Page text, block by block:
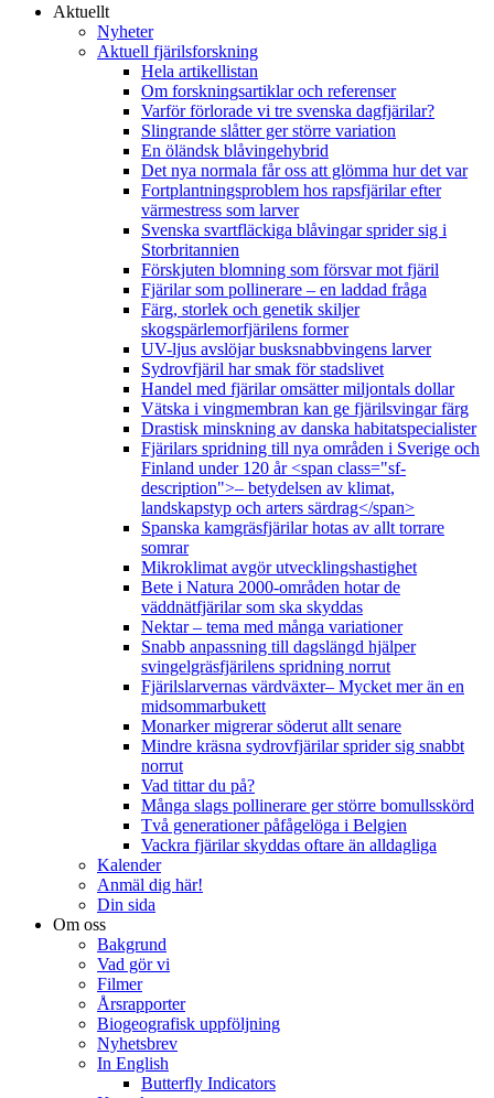
Aktuellt
Nyheter
Aktuell fjärilsforskning
Hela artikellistan
Om forskningsartiklar och referenser
Varför förlorade vi tre svenska dagfjärilar?
Slingrande slåtter ger större variation
En öländsk blåvingehybrid
Det nya normala får oss att glömma hur det var
Fortplantningsproblem hos rapsfjärilar efter
värmestress som larver
Svenska svartfläckiga blåvingar sprider sig i
Storbritannien
Förskjuten blomning som försvar mot fjäril
Fjärilar som pollinerare – en laddad fråga
Färg, storlek och genetik skiljer
skogspärlemorfjärilens former
UV-ljus avslöjar busksnabbvingens larver
Sydrovfjäril har smak för stadslivet
Handel med fjärilar omsätter miljontals dollar
Vätska i vingmembran kan ge fjärilsvingar färg
Drastisk minskning av danska habitatspecialister
Fjärilars spridning till nya områden i Sverige och
Finland under 120 år <span class="sf-
description">– betydelsen av klimat,
landskapstyp och arters särdrag</span>
Spanska kamgräsfjärilar hotas av allt torrare
somrar
Mikroklimat avgör utvecklingshastighet
Bete i Natura 2000-områden hotar de
väddnätfjärilar som ska skyddas
Nektar – tema med många variationer
Snabb anpassning till dagslängd hjälper
svingelgräsfjärilens spridning norrut
Fjärilslarvernas värdväxter– Mycket mer än en
midsommarbukett
Monarker migrerar söderut allt senare
Mindre kräsna sydrovfjärilar sprider sig snabbt
norrut
Vad tittar du på?
Många slags pollinerare ger större bomullsskörd
Två generationer påfågelöga i Belgien
Vackra fjärilar skyddas oftare än alldagliga
Kalender
Anmäl dig här!
Din sida
Om oss
Bakgrund
Vad gör vi
Filmer
Årsrapporter
Biogeografisk uppföljning
Nyhetsbrev
In English
Butterfly Indicators